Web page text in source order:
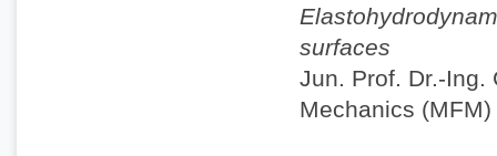
surfaces
Jun. Prof. Dr.-Ing.
Mechanics (MFM)